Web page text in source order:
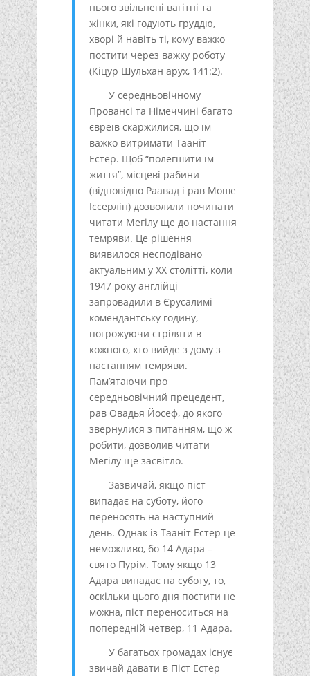
нього звільнені вагітні та
жінки, які годують груддю,
хворі й навіть ті, кому важко
постити через важку роботу
(Кіцур Шульхан арух, 141:2).
У середньовічному
Провансі та Німеччині багато
євреїв скаржилися, що їм
важко витримати Тааніт
Естер. Щоб “полегшити їм
життя”, місцеві рабини
(відповідно Раавад і рав Моше
Іссерлін) дозволили починати
читати Мегілу ще до настання
темряви. Це рішення
виявилося несподівано
актуальним у ХХ столітті, коли
1947 року англійці
запровадили в Єрусалимі
комендантську годину,
погрожуючи стріляти в
кожного, хто вийде з дому з
настанням темряви.
Пам’ятаючи про
середньовічний прецедент,
рав Овадья Йосеф, до якого
звернулися з питанням, що ж
робити, дозволив читати
Мегілу ще засвітло.
Зазвичай, якщо піст
випадає на суботу, його
переносять на наступний
день. Однак із Тааніт Естер це
неможливо, бо 14 Адара –
свято Пурім. Тому якщо 13
Адара випадає на суботу, то,
оскільки цього дня постити не
можна, піст переноситься на
попередній четвер, 11 Адара.
У багатьох громадах існує
звичай давати в Піст Естер